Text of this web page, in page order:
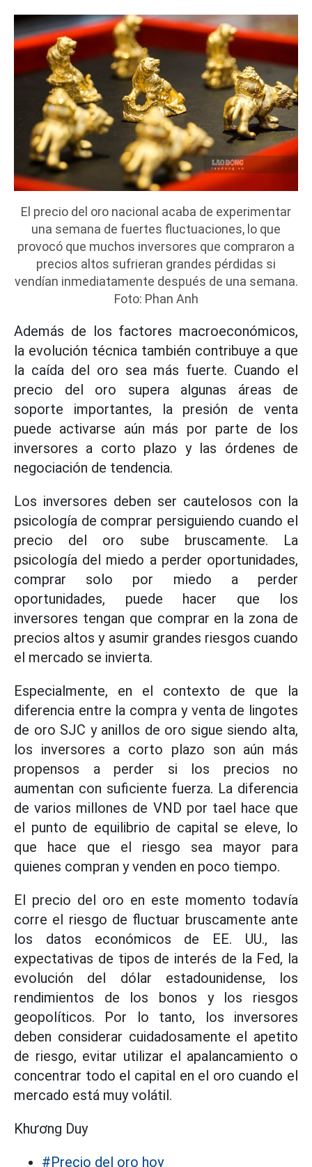
El precio del oro nacional acaba de experimentar
una semana de fuertes fluctuaciones, lo que
provocó que muchos inversores que compraron a
precios altos sufrieran grandes pérdidas si
vendían inmediatamente después de una semana.
Foto: Phan Anh
Además de los factores macroeconómicos,
la evolución técnica también contribuye a que
la caída del oro sea más fuerte. Cuando el
precio del oro supera algunas áreas de
soporte importantes, la presión de venta
puede activarse aún más por parte de los
inversores a corto plazo y las órdenes de
negociación de tendencia.
Los inversores deben ser cautelosos con la
psicología de comprar persiguiendo cuando el
precio del oro sube bruscamente. La
psicología del miedo a perder oportunidades,
comprar solo por miedo a perder
oportunidades, puede hacer que los
inversores tengan que comprar en la zona de
precios altos y asumir grandes riesgos cuando
el mercado se invierta.
Especialmente, en el contexto de que la
diferencia entre la compra y venta de lingotes
de oro SJC y anillos de oro sigue siendo alta,
los inversores a corto plazo son aún más
propensos a perder si los precios no
aumentan con suficiente fuerza. La diferencia
de varios millones de VND por tael hace que
el punto de equilibrio de capital se eleve, lo
que hace que el riesgo sea mayor para
quienes compran y venden en poco tiempo.
El precio del oro en este momento todavía
corre el riesgo de fluctuar bruscamente ante
los datos económicos de EE. UU., las
expectativas de tipos de interés de la Fed, la
evolución del dólar estadounidense, los
rendimientos de los bonos y los riesgos
geopolíticos. Por lo tanto, los inversores
deben considerar cuidadosamente el apetito
de riesgo, evitar utilizar el apalancamiento o
concentrar todo el capital en el oro cuando el
mercado está muy volátil.
Khương Duy
#Precio del oro hoy